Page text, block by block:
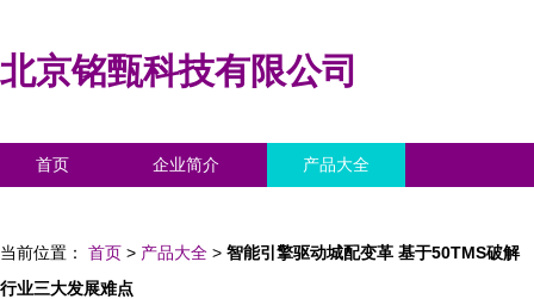
北京铭甄科技有限公司
首页 企业简介 产品大全
当前位置： 首页 > 产品大全 > 智能引擎驱动城配变革 基于50TMS破解
行业三大发展难点